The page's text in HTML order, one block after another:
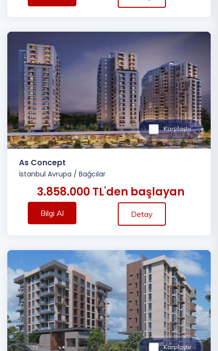
Karşılaştır
As Concept
İstanbul Avrupa / Bağcılar
3.858.000 TL'den başlayan
Bilgi Al Detay
Karşılaştır